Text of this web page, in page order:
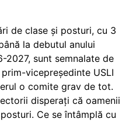
de clase și posturi, cu 3
la debutul anului
2027, sunt semnalate de
vicepreședinte USLI
o comite grav de tot.
disperați că oamenii
Ce se întâmplă cu